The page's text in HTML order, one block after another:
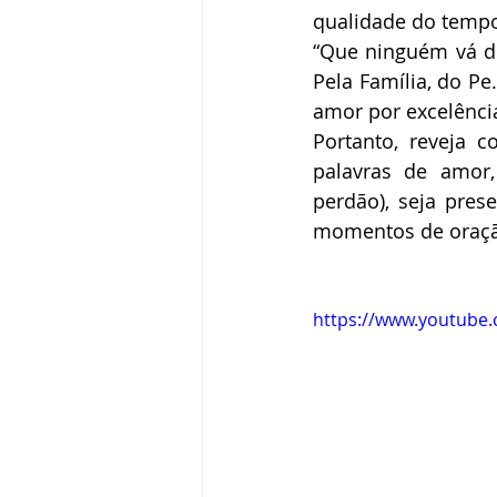
qualidade do
“Que ninguém vá
Pela Família, do
amor por
Portanto, reveja
palavras de
perdão), seja
momentos de
https://